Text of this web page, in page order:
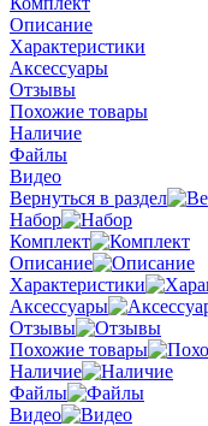
Описание
Характеристики
Аксессуары
Отзывы
Похожие товары
Наличие
Файлы
Видео
Вернуться в раздел
Набор
Комплект
Описание
Характеристики
Аксессуары
Отзывы
Похожие товары
Наличие
Файлы
Видео